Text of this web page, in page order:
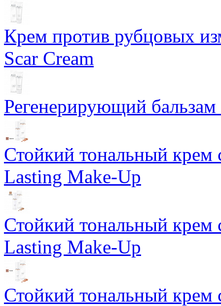
Крем против рубцовых
Scar Cream
Регенерирующий
Стойкий тональный
Lasting Make-Up
Стойкий тональный
Lasting Make-Up
Стойкий тональный